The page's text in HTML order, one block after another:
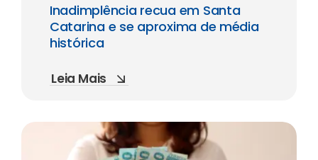
Inadimplência recua em Santa
Catarina e se aproxima de média
histórica
Leia Mais